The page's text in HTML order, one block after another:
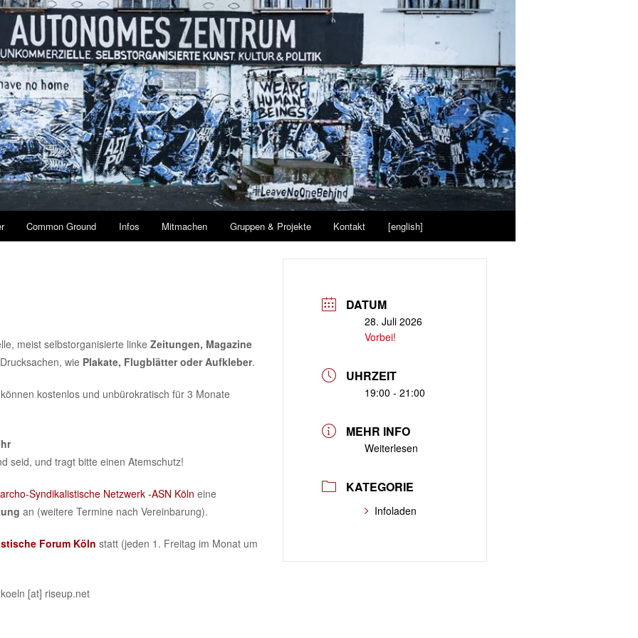
Common Ground Infos Mitmachen Gruppen & Projekte Kontakt [english]
meist selbstorganisierte linke Zeitungen, Magazine
wie Plakate, Flugblätter oder Aufkleber.
können kostenlos und unbürokratisch für 3 Monate
seid, und tragt bitte einen Atemschutz!
Syndikalistische Netzwerk -ASN Köln eine
an (weitere Termine nach Vereinbarung).
Forum Köln statt (jeden 1. Freitag im Monat um
[at] riseup.net
DATUM
28. Juli 2026
Vorbei!
UHRZEIT
19:00 - 21:00
MEHR INFO
Weiterlesen
KATEGORIE
Infoladen